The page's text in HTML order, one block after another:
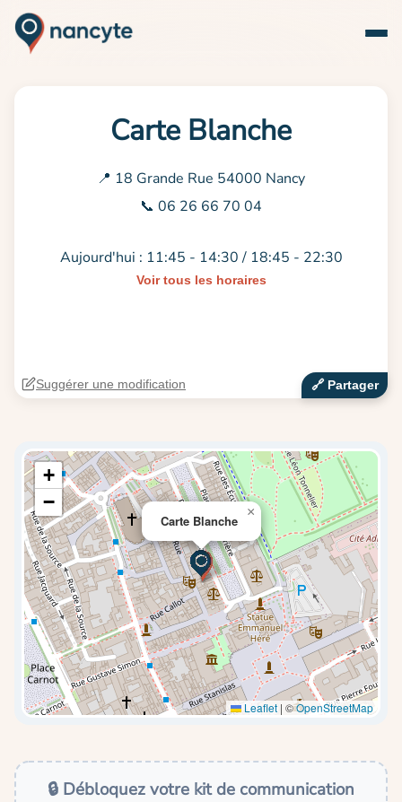
Carte Blanche
📍 18 Grande Rue 54000 Nancy
📞 06 26 66 70 04
Aujourd'hui : 11:45 - 14:30 / 18:45 - 22:30
Voir tous les horaires
🔗‍️ Partager
Suggérer une modification
Carte Blanche
×
+
−
Leaflet | ©OpenStreetMap
🔒 Débloquez votre kit de communication